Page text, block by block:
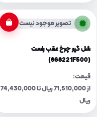
تصویر موجود نیست
شل گیر چرخ عقب راست
(868221F500)
قیمت:
از 71,510,000 ریال تا 74,430,000
ریال